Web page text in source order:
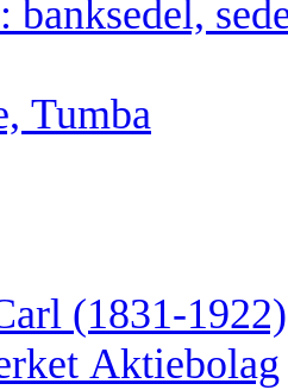
banksedel,
Tumba
(1831-
Aktiebolag